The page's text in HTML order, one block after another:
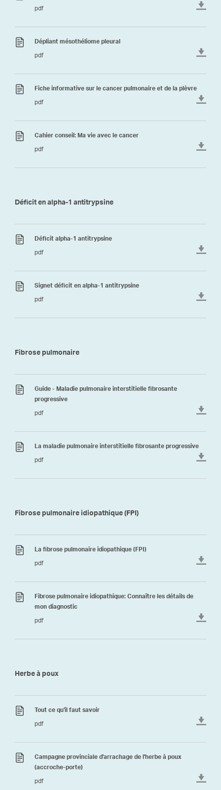
pdf
Dépliant mésothéliome pleural
pdf
Fiche informative sur le cancer pulmonaire et de la plèvre
pdf
Cahier conseil: Ma vie avec le cancer
pdf
Déficit en alpha-1 antitrypsine
Déficit alpha-1 antitrypsine
pdf
Signet déficit en alpha-1 antitrypsine
pdf
Fibrose pulmonaire
Guide - Maladie pulmonaire interstitielle fibrosante
progressive
pdf
La maladie pulmonaire interstitielle fibrosante progressive
pdf
Fibrose pulmonaire idiopathique (FPI)
La fibrose pulmonaire idiopathique (FPI)
pdf
Fibrose pulmonaire idiopathique: Connaître les détails de
mon diagnostic
pdf
Herbe à poux
Tout ce qu'il faut savoir
pdf
Campagne provinciale d'arrachage de l'herbe à poux
(accroche-porte)
pdf